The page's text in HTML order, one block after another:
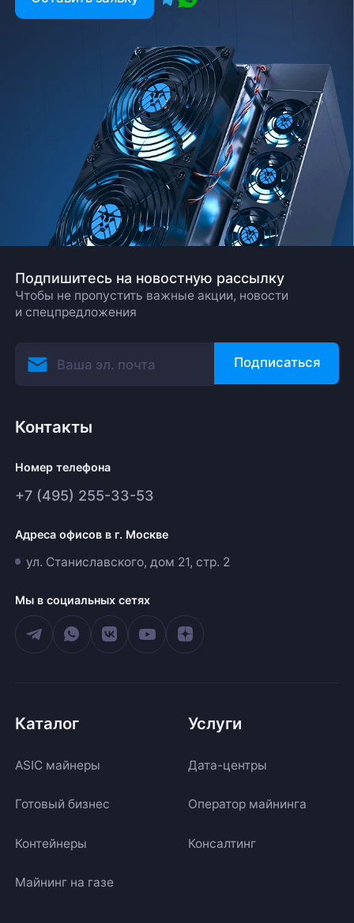
Подпишитесь на новостную рассылку
Чтобы не пропустить важные акции, новости
и спецпредложения
Подписаться
Контакты
Номер телефона
+7 (495) 255-33-53
Адреса офисов в г. Москве
ул. Станиславского, дом 21, стр. 2
Мы в социальных сетях
Каталог
ASIC майнеры
Готовый бизнес
Контейнеры
Майнинг на газе
Услуги
Дата-центры
Оператор майнинга
Консалтинг